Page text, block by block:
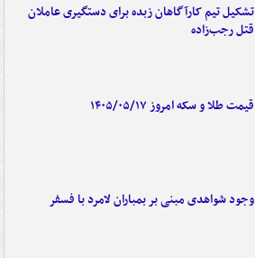
تشکیل تیم کارآگاهان زبده برای دستگیری عاملان
قتل رجب‌زاده
قیمت طلا و سکه امروز ۱۴۰۵/۰۵/۱۷
وجود شواهدی مبنی بر بمباران لامرد با فسفر